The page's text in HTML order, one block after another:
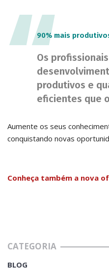
90% mais
Os
produtivos e
eficientes que
Aumente os seus
conquistando novas
Conheça também a nova
CATEGORIA
BLOG